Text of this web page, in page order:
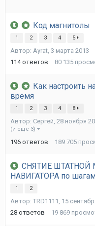
Код магнитолы
1 2 3 4 5
Автор: Ayrat, 3 марта 2013
114 ответов 80 135
Как настроить
время
1 2 3 4 8
Автор: Сергей, 28 ноября
(и ещё 3)
196 ответов 189 705
СНЯТИЕ ШТАТНОЙ
НАВИГАТОРА по
1 2
Автор: TRD1111 , 15
28 ответов 19 869